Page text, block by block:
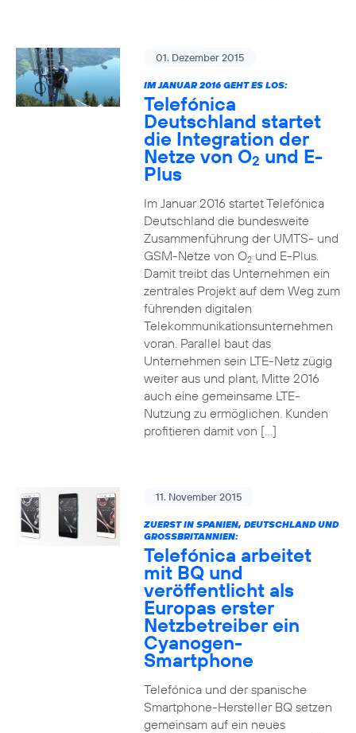
01. Dezember 2015
IM JANUAR 2016 GEHT ES LOS:
Telefónica
Deutschland startet
die Integration der
Netze von O2 und E-
Plus
Im Januar 2016 startet Telefónica
Deutschland die bundesweite
Zusammenführung der UMTS- und
GSM-Netze von O2und E-Plus.
Damit treibt das Unternehmen ein
zentrales Projekt auf dem Weg zum
führenden digitalen
Telekommunikationsunternehmen
voran. Parallel baut das
Unternehmen sein LTE-Netz zügig
weiter aus und plant, Mitte 2016
auch eine gemeinsame LTE-
Nutzung zu ermöglichen. Kunden
profitieren damit von […]
11. November 2015
ZUERST IN SPANIEN, DEUTSCHLAND UND
GROSSBRITANNIEN:
Telefónica arbeitet
mit BQ und
veröffentlicht als
Europas erster
Netzbetreiber ein
Cyanogen-
Smartphone
Telefónica und der spanische
Smartphone-Hersteller BQ setzen
gemeinsam auf ein neues